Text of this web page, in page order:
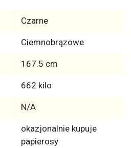
Czarne
Ciemnobrązowe
167.5 cm
662 kilo
N/A
okazjonalnie kupuje
papierosy